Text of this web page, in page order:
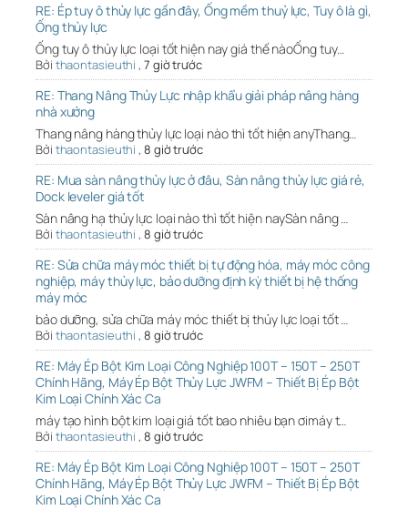
RE: Ép tuy ô thủy lực gần đây, Ống mềm thuỷ lực, Tuy ô là gì,
Ống thủy lực
Ống tuy ô thủy lực loại tốt hiện nay giá thế nàoỐng tuy…
Bởi thaontasieuthi , 7 giờ trước
RE: Thang Nâng Thủy Lực nhập khẩu giải pháp nâng hàng
nhà xưởng
Thang nâng hàng thủy lực loại nào thì tốt hiện anyThang…
Bởi thaontasieuthi , 8 giờ trước
RE: Mua sàn nâng thủy lực ở đâu, Sàn nâng thủy lực giá rẻ,
Dock leveler giá tốt
Sàn nâng hạ thủy lực loại nào thì tốt hiện naySàn nâng …
Bởi thaontasieuthi , 8 giờ trước
RE: Sửa chữa máy móc thiết bị tự động hóa, máy móc công
nghiệp, máy thủy lực, bảo dưỡng định kỳ thiết bị hệ thống
máy móc
bảo dưỡng, sửa chữa máy móc thiết bị thủy lực loại tốt …
Bởi thaontasieuthi , 8 giờ trước
RE: Máy Ép Bột Kim Loại Công Nghiệp 100T – 150T – 250T
Chính Hãng, Máy Ép Bột Thủy Lực JWFM – Thiết Bị Ép Bột
Kim Loại Chính Xác Ca
máy tạo hình bột kim loại giá tốt bao nhiêu bạn ơimáy t…
Bởi thaontasieuthi , 8 giờ trước
RE: Máy Ép Bột Kim Loại Công Nghiệp 100T – 150T – 250T
Chính Hãng, Máy Ép Bột Thủy Lực JWFM – Thiết Bị Ép Bột
Kim Loại Chính Xác Ca